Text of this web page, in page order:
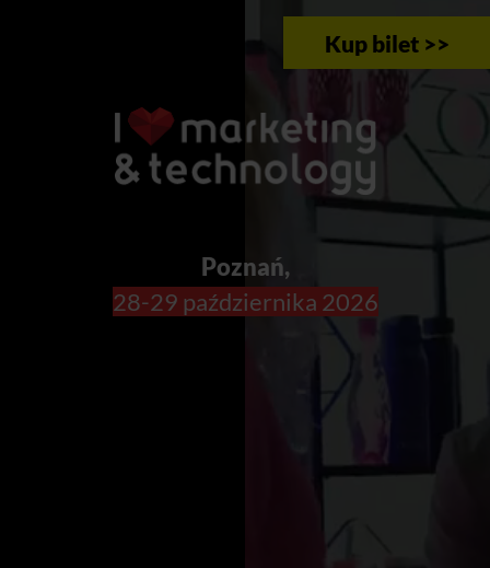
Kup bilet >>
Poznań,
28-29 października 2026